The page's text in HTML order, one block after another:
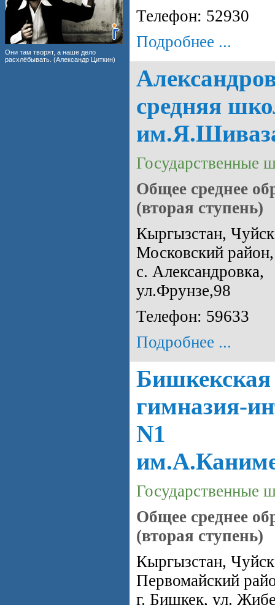
Они там творят, а наше дело
расхлёбывать. (Александр Циткин)
Телефон: 52930
Подробнее ...
средняя
Государственные
Общее среднее
(вторая ступень)
Кыргызстан,
Московский район,
с. Александровка,
ул.Фрунзе,98
Телефон: 59633
Подробнее ...
Бишкекская
гимназия-
N1
Государственные
Общее среднее
(вторая ступень)
Кыргызстан,
Первомайский
г. Бишкек, ул.